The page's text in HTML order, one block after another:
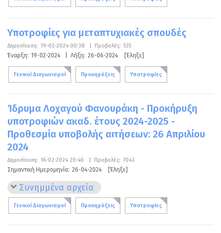
Υποτροφίες για μεταπτυχιακές σπουδές
Δημοσίευση: 19-02-2024 00:38 Προβολές: 535
Έναρξη: 19-02-2024 Λήξη: 26-06-2024 [Έληξε]
Γενικοί Διαγωνισμοί Προκηρύξεις Υποτροφίες
Ίδρυμα Λοχαγού Φανουράκη - Προκήρυξη
υποτροφιών ακαδ. έτους 2024-2025 -
Προθεσμία υποβολής αιτήσεων: 26 Απριλίου
2024
Δημοσίευση: 16-02-2024 20:40 Προβολές: 7043
Σημαντική Ημερομηνία: 26-04-2024 [Έληξε]
Συνημμένα αρχεία
Γενικοί Διαγωνισμοί Προκηρύξεις Υποτροφίες